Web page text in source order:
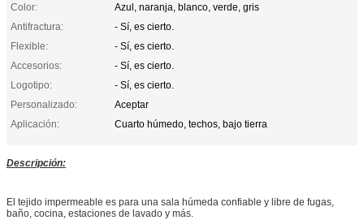
Color:
Azul, naranja, blanco, verde, gris
Antifractura:
- Sí, es cierto.
Flexible:
- Sí, es cierto.
Accesorios:
- Sí, es cierto.
Logotipo:
- Sí, es cierto.
Personalizado:
Aceptar
Aplicación:
Cuarto húmedo, techos, bajo tierra
Descripción:
El tejido impermeable es para una sala húmeda confiable y libre de fugas,
baño, cocina, estaciones de lavado y más.